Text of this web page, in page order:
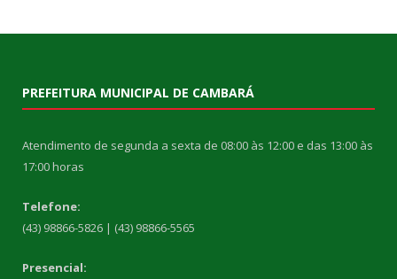
PREFEITURA MUNICIPAL DE CAMBARÁ
Atendimento de segunda a sexta de 08:00 às 12:00 e das 13:00 às
17:00 horas
Telefone:
(43) 98866-5826 | (43) 98866-5565
Presencial: